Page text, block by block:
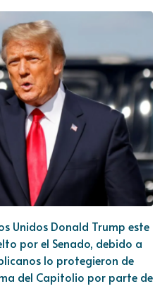
Unidos Donald Trump este
por el Senado, debido a
lo protegieron de
del Capitolio por parte de